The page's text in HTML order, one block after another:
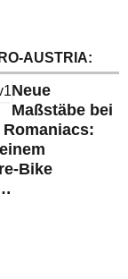
AUSTRIA:
Neue
Maßstäbe bei
Bike